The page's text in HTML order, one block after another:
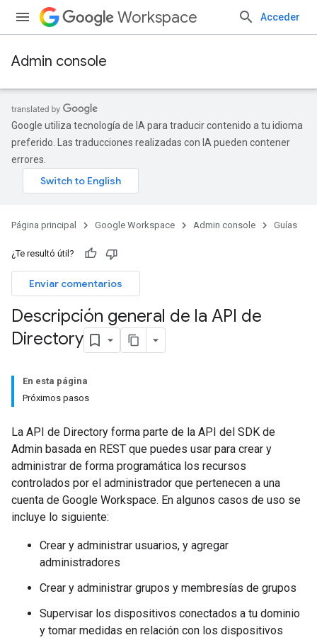
Workspace Acceder
Admin console
Google utiliza tecnología de IA para traducir contenido a tu idioma
preferido. Las traducciones realizadas con IA pueden contener
errores.
Página principal Google Workspace Admin console Guías
¿Te resultó útil?
Enviar comentarios
Descripción general de la API de
Directory
En esta página
Próximos pasos
La API de Directory forma parte de la API del SDK de
Admin basada en REST que puedes usar para crear y
administrar de forma programática los recursos
controlados por el administrador que pertenecen a una
cuenta de Google Workspace. En algunos casos de uso se
incluye lo siguiente:
Crear y administrar usuarios, y agregar
administradores
Crear y administrar grupos y membresías de grupos
Supervisar los dispositivos conectados a tu dominio
y tomar medidas en relación con los dispositivos